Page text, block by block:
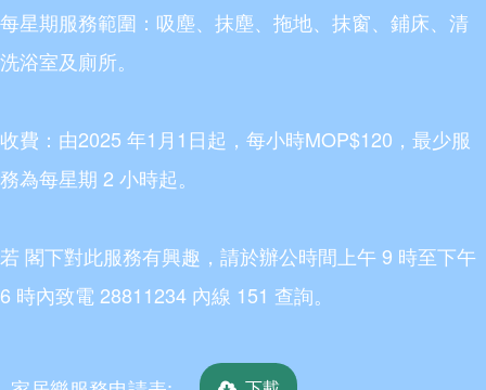
每星期服務範圍：吸塵、抹塵、拖地、抹窗、鋪床、清
洗浴室及廁所。
收費：由2025 年1月1日起，每小時MOP$120，最少服
務為每星期 2 小時起。
若 閣下對此服務有興趣，請於辦公時間上午 9 時至下午
6 時內致電 28811234 內線 151 查詢。